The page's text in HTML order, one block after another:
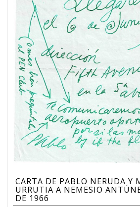
CARTA DE PABLO NERUDA Y
URRUTIA A NEMESIO
DE 1966